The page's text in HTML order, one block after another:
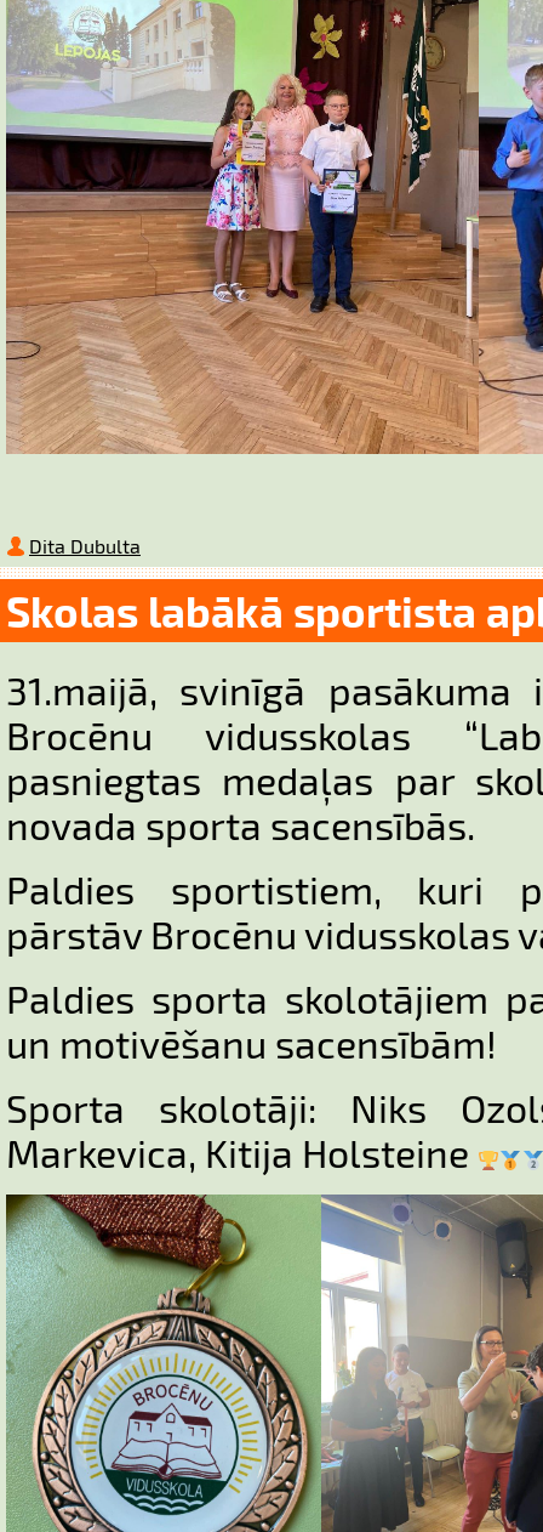
Dita Dubulta
Skolas labākā sportista
31.maijā, svinīgā
Brocēnu vidusskolas
pasniegtas medaļas par
novada sporta sacensībās.
Paldies sportistiem, kuri
pārstāv Brocēnu vidusskolas
Paldies sporta skolotājiem
un motivēšanu sacensībām!
Sporta skolotāji: Niks
Markevica, Kitija Holsteine